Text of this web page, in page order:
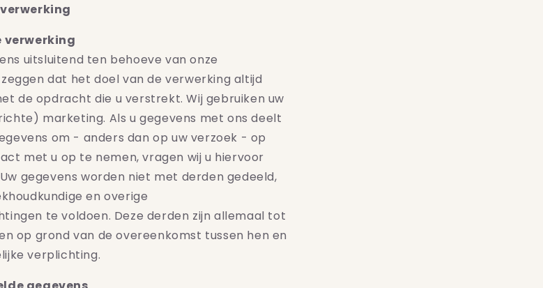
verwerking
uitsluitend ten behoeve van onze
dat het doel van de verwerking altijd
de opdracht die u verstrekt. Wij gebruiken uw
marketing. Als u gegevens met ons deelt
om - anders dan op uw verzoek - op
met u op te nemen, vragen wij u hiervoor
gegevens worden niet met derden gedeeld,
en overige
te voldoen. Deze derden zijn allemaal tot
op grond van de overeenkomst tussen hen en
verplichting.